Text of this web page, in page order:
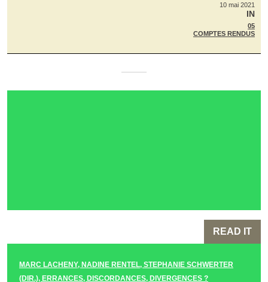
10 mai 2021
IN
05
COMPTES RENDUS
READ IT
MARC LACHENY, NADINE RENTEL, STEPHANIE SCHWERTER
(DIR.), ERRANCES, DISCORDANCES, DIVERGENCES ?